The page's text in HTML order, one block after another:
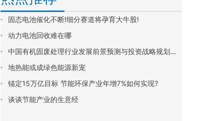
固态电池催化不断!细分赛道将孕育大牛股!
动力电池回收难在哪
中国有机固废处理行业发展前景预测与投资战略规划分析报告
地热能或成绿色能源新宠
锚定15万亿目标 节能环保产业年增7%如何实现?
谈谈节能产业的生意经